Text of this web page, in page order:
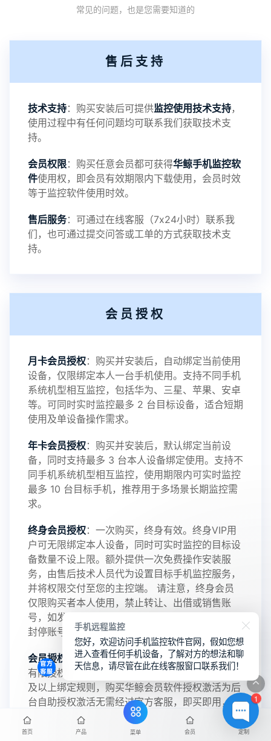
提升跨系统兼容性，支持更多机型和系统版本。
优化后台运行性能，降低设备功耗。
增强异常断线自动重连功能。
我们将继续引领行业技术前沿，致力于为用户提供
更强大、更安全的监控解决方案。欢迎广大用户持
续关注与支持。
V3.9
2025-04-16 V3.8
2024-10-08 V3.6
2024-03-16 V3.5
2023-09-06 V3.4
2023-01-12 V3.3
2022-06-25
常见的问题，也是您需要知道的
售后支持
技术支持：购买安装后可提供监控使用技术支持，
使用过程中有任何问题均可联系我们获取技术支
持。
会员权限：购买任意会员都可获得华鲸手机监控软
件使用权，即会员有效期限内下载使用，会员时效
等于监控软件使用时效。
售后服务：可通过在线客服（7x24小时）联系我
们，也可通过提交问答或工单的方式获取技术支
持。
会员授权
月卡会员授权：购买并安装后，自动绑定当前使用
设备，仅限绑定本人一台手机使用。支持不同手机
系统机型相互监控，包括华为、三星、苹果、安卓
等。可同时实时监控最多 2 台目标设备，适合短期
使用及单设备操作需求。
年卡会员授权：购买并安装后，默认绑定当前设
备，同时支持最多 3 台本人设备绑定使用。支持不
同手机系统机型相互监控，使用期限内可实时监控
最多 10 台目标手机，推荐用于多场景长期监控需
求。
终身会员授权：一次购买，终身有效。终身VIP用
户可无限绑定本人设备，同时可实时监控的目标设
备数量不设上限。额外提供一次免费操作安装服
务，由售后技术人员代为设置目标手机监控服务，
并将权限交付至您的主控端。 请注意，终身会员
仅限购买者本人使用，禁止转让、出借或销售账
号，如发现违规行为，将立即取消授权资格并永久
封停账号。
会员授权说明：华鲸监控软件会员包含无限授权与
有限授权，购买前请熟知该会员类型监控设备数量
及以上绑定规则，购买华鲸会员软件授权激活为后
台自助授权激活无需经过官方客服，即买即用，安
全高效。
首页 产品 菜单 会员 定制
1
手机远程监控
您好，欢迎访问手机监控软件官网，假如您想
进入查看任何手机设备，了解对方的想法和聊
天信息，请尽管在此在线客服窗口联系我们！